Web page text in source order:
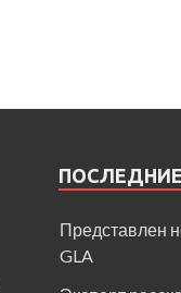
Представлен
GLA